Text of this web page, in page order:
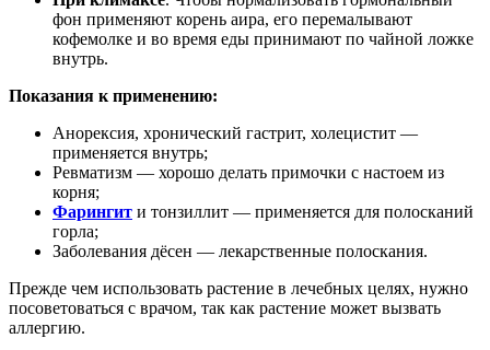
фон применяют корень аира, его перемалывают
кофемолке и во время еды принимают по чайной ложке
внутрь.
Показания к применению:
Анорексия, хронический гастрит, холецистит —
применяется внутрь;
Ревматизм — хорошо делать примочки с настоем из
корня;
Фарингит и тонзиллит — применяется для полосканий
горла;
Заболевания дёсен — лекарственные полоскания.
Прежде чем использовать растение в лечебных целях, нужно
посоветоваться с врачом, так как растение может вызвать
аллергию.